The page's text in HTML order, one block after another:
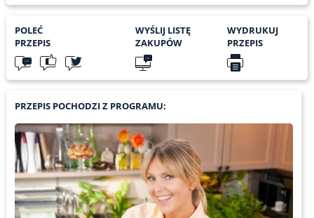
POLEĆ
PRZEPIS
WYŚLIJ LISTĘ
ZAKUPÓW
WYDRUKUJ
PRZEPIS
PRZEPIS POCHODZI Z PROGRAMU: